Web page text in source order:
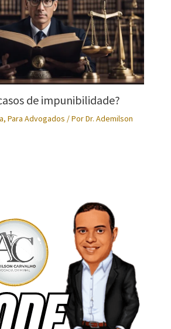
de impunibilidade?
, Para Advogados / PorDr. Ademilson